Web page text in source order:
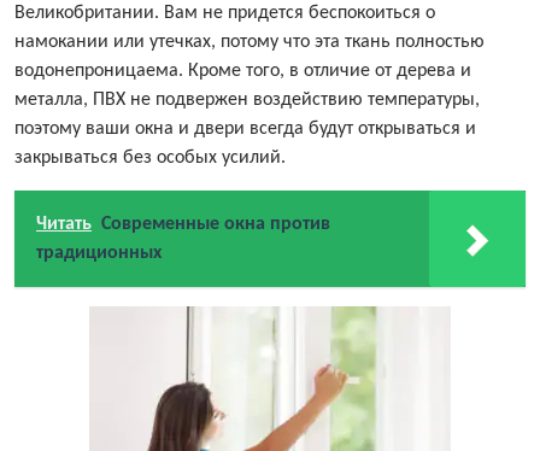
Великобритании. Вам не придется беспокоиться о
намокании или утечках, потому что эта ткань полностью
водонепроницаема. Кроме того, в отличие от дерева и
металла, ПВХ не подвержен воздействию температуры,
поэтому ваши окна и двери всегда будут открываться и
закрываться без особых усилий.
Читать Современные окна против
традиционных